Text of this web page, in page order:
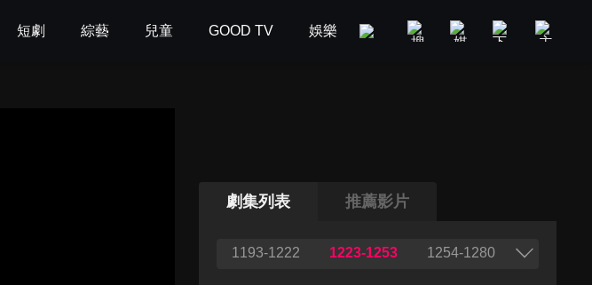
短劇 綜藝 兒童 GOOD TV 娛樂 美食旅遊 新聞政論
劇集列表 推薦影片
1193-1222 1223-1253 1254-1280